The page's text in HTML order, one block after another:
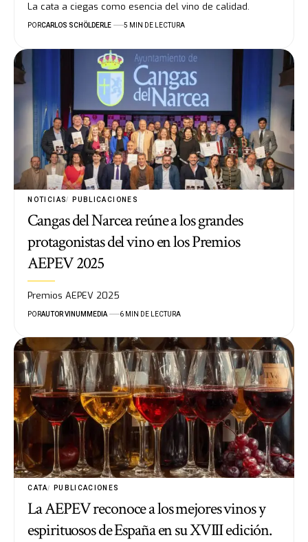
La cata a ciegas como esencia del vino de calidad.
PORCARLOS SCHÖLDERLE 5 MIN DE LECTURA
NOTICIAS PUBLICACIONES
Cangas del Narcea reúne a los grandes
protagonistas del vino en los Premios
AEPEV 2025
Premios AEPEV 2025
PORAUTOR VINUMMEDIA 6 MIN DE LECTURA
CATA PUBLICACIONES
La AEPEV reconoce a los mejores vinos y
espirituosos de España en su XVIII edición.